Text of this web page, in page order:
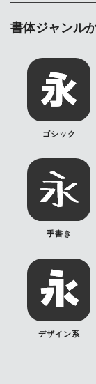
書体ジャンル
ゴシック
手書き
デザイン系